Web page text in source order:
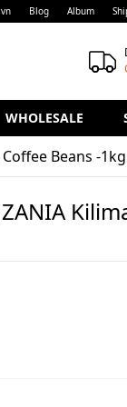
Blog Album
WHOLESALE
Beans -1kg